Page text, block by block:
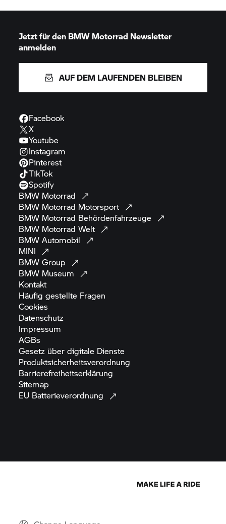
Jetzt für den BMW Motorrad Newsletter
anmelden
AUF DEM LAUFENDEN BLEIBEN
Facebook
X
Youtube
Instagram
Pinterest
TikTok
Spotify
BMW Motorrad
BMW Motorrad Motorsport
BMW Motorrad Behördenfahrzeuge
BMW Motorrad Welt
BMWAutomobil
MINI
BMWGroup
BMW Museum
Kontakt
Häufig gestellte Fragen
Cookies
Datenschutz
Impressum
AGBs
Gesetz über digitale Dienste
Produktsicherheitsverordnung
Barrierefreiheitserklärung
Sitemap
EU Batterieverordnung